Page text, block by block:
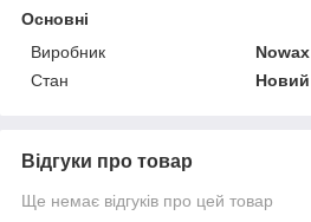
Основні
Виробник
Nowax
Стан
Новий
Відгуки про товар
Ще немає відгуків про цей товар